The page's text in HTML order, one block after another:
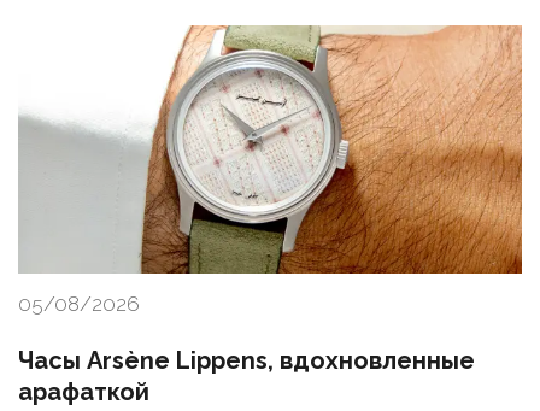
05/08/2026
Часы Arsène Lippens, вдохновленные
арафаткой